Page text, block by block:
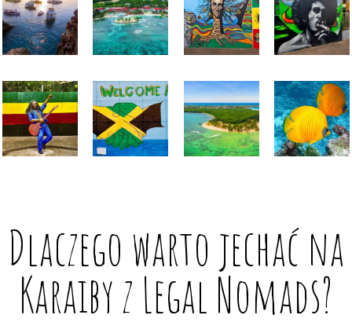
Dlaczego warto jechać na
Karaiby z Legal Nomads?